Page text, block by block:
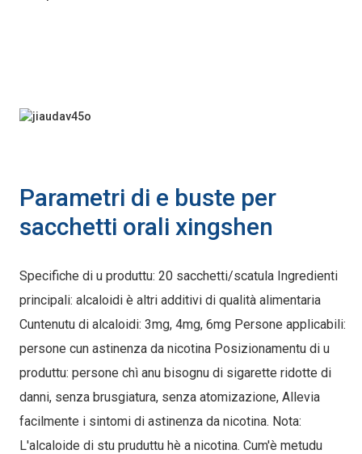
Parametri di e buste per
sacchetti orali xingshen
Specifiche di u produttu: 20 sacchetti/scatula Ingredienti
principali: alcaloidi è altri additivi di qualità alimentaria
Cuntenutu di alcaloidi: 3mg, 4mg, 6mg Persone applicabili:
persone cun astinenza da nicotina Posizionamentu di u
produttu: persone chì anu bisognu di sigarette ridotte di
danni, senza brusgiatura, senza atomizazione, Allevia
facilmente i sintomi di astinenza da nicotina. Nota:
L'alcaloide di stu pruduttu hè a nicotina. Cum'è metudu